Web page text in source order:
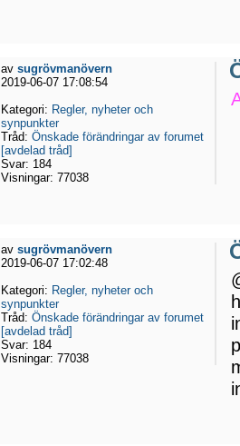
av sugrövmanövern
2019-06-07 17:08:54
Kategori: Regler, nyheter och
synpunkter
Tråd: Önskade förändringar av forumet
[avdelad tråd]
Svar: 184
Visningar: 77038
av sugrövmanövern
2019-06-07 17:02:48
Kategori: Regler, nyheter och
synpunkter
Tråd: Önskade förändringar av forumet
[avdelad tråd]
Svar: 184
Visningar: 77038